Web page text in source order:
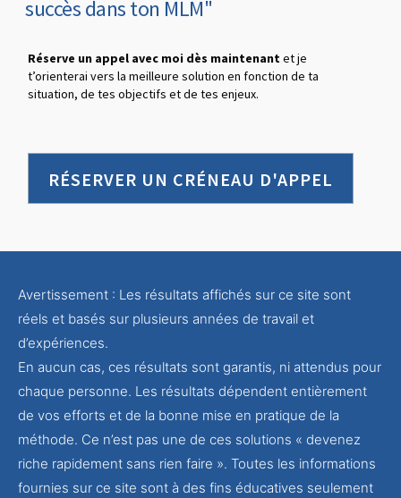
succès dans ton MLM"
Réserve un appel avec moi dès maintenantet je
t’orienterai vers la meilleure solution en fonction de ta
situation, de tes objectifs et de tes enjeux.
RÉSERVER UN CRÉNEAU D'APPEL
Avertissement : Les résultats affichés sur ce site sont
réels et basés sur plusieurs années de travail et
d’expériences.
En aucun cas, ces résultats sont garantis, ni attendus pour
chaque personne. Les résultats dépendent entièrement
de vos efforts et de la bonne mise en pratique de la
méthode. Ce n’est pas une de ces solutions « devenez
riche rapidement sans rien faire ». Toutes les informations
fournies sur ce site sont à des fins éducatives seulement